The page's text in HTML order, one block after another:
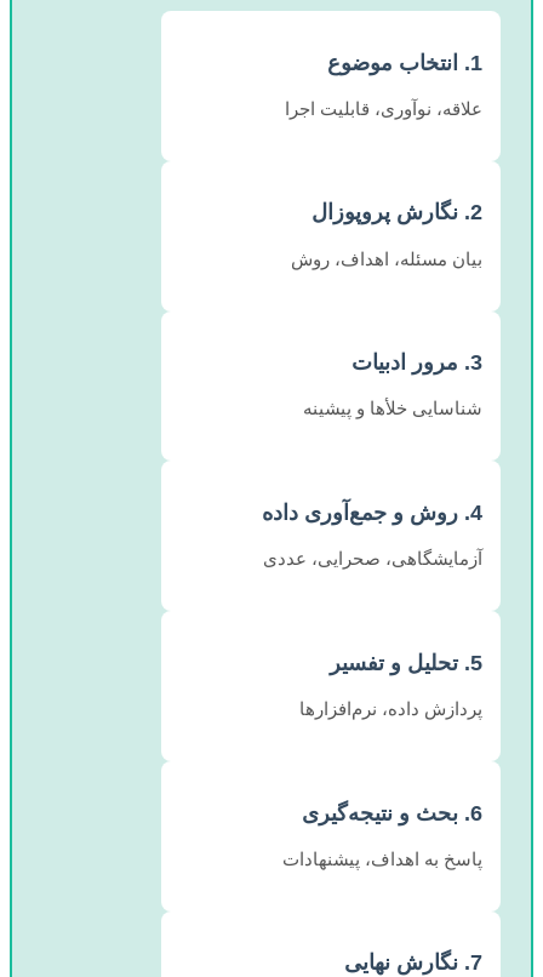
1. انتخاب موضوع
علاقه، نوآوری، قابلیت اجرا
2. نگارش پروپوزال
بیان مسئله، اهداف، روش
3. مرور ادبیات
شناسایی خلأها و پیشینه
4. روش و جمع‌آوری داده
آزمایشگاهی، صحرایی، عددی
5. تحلیل و تفسیر
پردازش داده، نرم‌افزارها
6. بحث و نتیجه‌گیری
پاسخ به اهداف، پیشنهادات
7. نگارش نهایی